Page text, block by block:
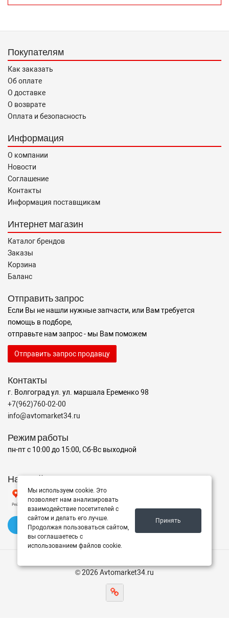
выбора возложено на продавца (изготовителя) Законом
Покупателям
Как заказать
Об оплате
О доставке
О возврате
Оплата и безопасность
Информация
О компании
Новости
Соглашение
Контакты
Информация поставщикам
Интернет магазин
Каталог брендов
Заказы
Корзина
Баланс
Отправить запрос
Если Вы не нашли нужные запчасти, или Вам требуется
помощь в подборе,
отправьте нам запрос - мы Вам поможем
Отправить запрос продавцу
Контакты
г. Волгоград ул. ул. маршала Еременко 98
+7(962)760-02-00
info@avtomarket34.ru
Режим работы
пн-пт с 10:00 до 15:00, Сб-Вс выходной
Наш рейтинг на Яндексе
✍️ Оставить отзыв
© 2026 Avtomarket34.ru
Мы используем cookie. Это
позволяет нам анализировать
взаимодействие посетителей с
сайтом и делать его лучше.
Продолжая пользоваться сайтом,
вы соглашаетесь с
использованием файлов cookie.
Принять